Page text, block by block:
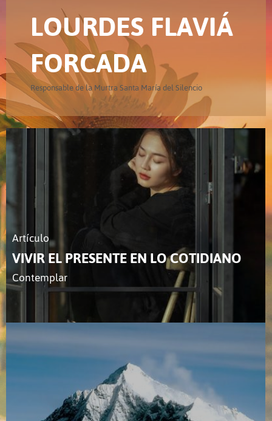
LOURDES FLAVIÁ
FORCADA
Responsable de la Murtra Santa María del Silencio
Artículo
VIVIR EL PRESENTE EN LO COTIDIANO
Contemplar